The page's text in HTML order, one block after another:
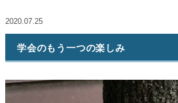
2020.07.25
学会のもう一つの楽しみ